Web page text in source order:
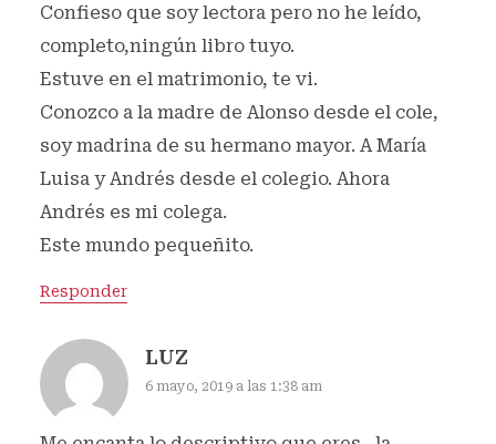
Confieso que soy lectora pero no he leído,
completo,ningún libro tuyo.
Estuve en el matrimonio, te vi.
Conozco a la madre de Alonso desde el cole,
soy madrina de su hermano mayor. A María
Luisa y Andrés desde el colegio. Ahora
Andrés es mi colega.
Este mundo pequeñito.
Responder
LUZ
6 mayo, 2019 a las 1:38 am